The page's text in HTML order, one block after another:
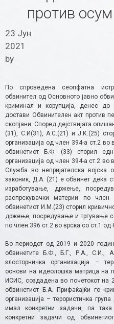
против
23 Јун
2021
by
По спроведена сеопфатна
обвинител од Основното јавно
криминал и корупција, денес
достави Обвинителен акт против
скопјани. Според дејствијата
(31), С.И(31), А.С.(21) и Ј.К.(25)
организација од член 394-а ст.2 во
обвинетиот Б.Ф. (33) сторил
организација од член 394-а ст.2
Служба во непријателска
законик, Д.А. (21) е обвинет дека
изработување, држење,
распрскувачки материи по
обвинетиот И.М.(23) сторил
држење, посредување и тргување
по член 396 ст.2 во врска со ст.1 од
​Во периодот од 2019 и 2020
обвинетите Б.Ф., Б.Г., Р.А., С.И.,
злосторничка организација –
основи на идеолошка матрица на
ИСИС, создадена во почетокот на
обвинетиот Б.А. Прифаќајќи го
организација – терористичка
имал конкретни задачи, па
конкретни задачи од